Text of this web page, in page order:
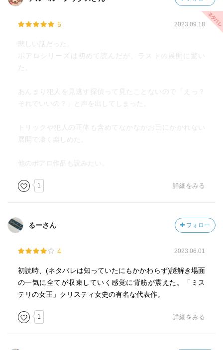
5 2023.09.18
悲しい話だった。
ポアロシリーズは初めて読んだが、ラストの展開に驚い
た。
あんまり犯人を見逃す探偵って見たことないので「えっ？
それでいいの？」と声を出してしまった。
トリックや犯人の正体も含めてなかなかお目にかかれない
展開で凄く楽しめた。
他のポアロ作品も読みたい。
1 詳細をみる
るーさん フォロー
4 2023.06.01
初読時、(ネタバレは知っていたにもかかわらず)謎解き場面
の一気に全てが収束していく感覚に背筋が震えた。「ミス
テリの女王」クリスティ女史の有名な代表作。
1 詳細をみる